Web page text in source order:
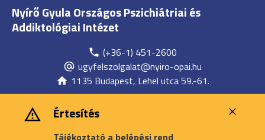
Nyírő Gyula Országos Pszichiátriai és
Addiktológiai Intézet
(+36-1) 451-2600
ugyfelszolgalat@nyiro-opai.hu
1135 Budapest, Lehel utca 59.-61.
Értesítés
Tájékoztató a belépési rend